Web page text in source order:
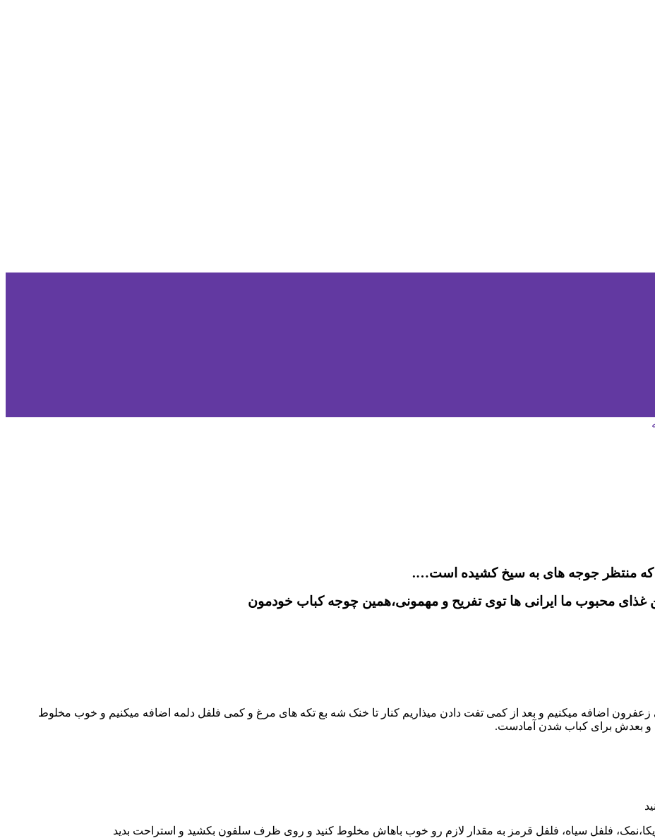
که منتظر جوجه های به سیخ کشیده است….
محبوب ما ایرانی ها توی تفریح و مهمونی،همین چوجه کباب خودمون
اضافه میکنیم و بعد از کمی تفت دادن میذاریم کنار تا خنک شه بع تکه های مرغ و کمی فلفل دلمه اضافه میکنیم و خوب مخلوط
و بعدش برای کباب شدن آمادست.
فلفل سیاه، فلفل قرمز به مقدار لازم رو خوب باهاش مخلوط کنید و روی ظرف سلفون بکشید و استراحت بدید